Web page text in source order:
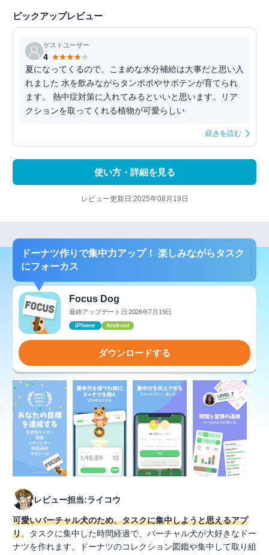
ピックアップレビュー
ゲストユーザー
4
夏になってくるので、こまめな水分補給は大事だと思い入
れました 水を飲みながらタンポポやサボテンが育てられ
ます。 熱中症対策に入れてみるといいと思います。リア
クションを取ってくれる植物が可愛らしい
続きを読む
使い方・詳細を見る
レビュー更新日:2025年08月19日
ドーナツ作りで集中力アップ！ 楽しみながらタスク
にフォーカス
Focus Dog
最終アップデート日:2026年7月19日
iPhone Android
ダウンロードする
レビュー担当:ライコウ
可愛いバーチャル犬のため、タスクに集中しようと思えるアプ
リ。タスクに集中した時間経過で、バーチャル犬が大好きなドー
ナツを作れます。ドーナツのコレクション図鑑や集中して取り組